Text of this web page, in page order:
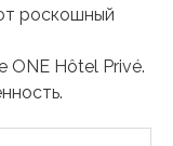
роскошный
ONE Hôtel Privé.